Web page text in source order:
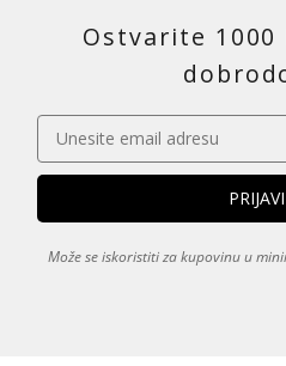
Ostvarite 1000
Može se iskoristiti za kupovinu u